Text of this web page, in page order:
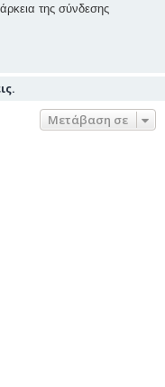
της σύνδεσης
Μετάβαση σε